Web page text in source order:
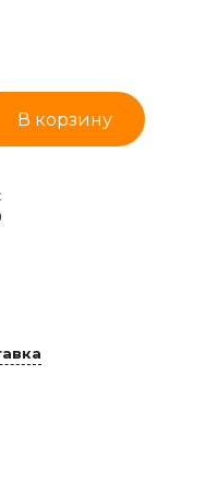
В корзину